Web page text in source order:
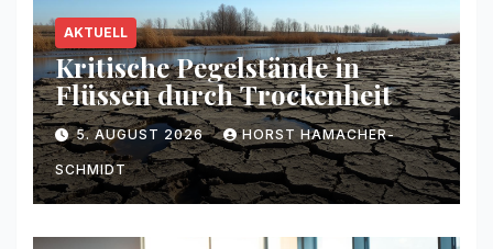
AKTUELL
Kritische Pegelstände in
Flüssen durch Trockenheit
5. AUGUST 2026 HORST HAMACHER-
SCHMIDT